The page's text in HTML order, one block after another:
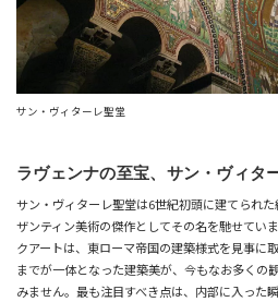
サン・ヴィターレ聖堂
ラヴェンナの至宝、サン・ヴィタ
サン・ヴィターレ聖堂は6世紀初頭に建てられ
ザンティン美術の傑作としてその名を馳せてい
クアートは、東ローマ帝国の建築様式を見事に
までが一体となった建築美が、今もなお多くの
みません。 最も注目すべき点は、内部に入った